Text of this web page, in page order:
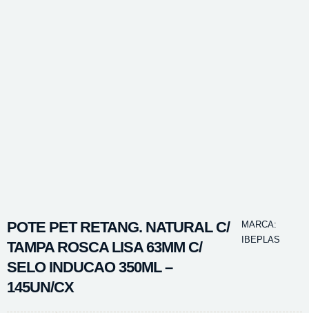
POTE PET RETANG. NATURAL C/
TAMPA ROSCA LISA 63MM C/
SELO INDUCAO 350ML –
145UN/CX
MARCA:
IBEPLAS